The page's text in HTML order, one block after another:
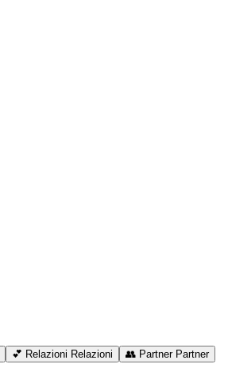
💕 Relazioni Relazioni 👥 Partner Partner